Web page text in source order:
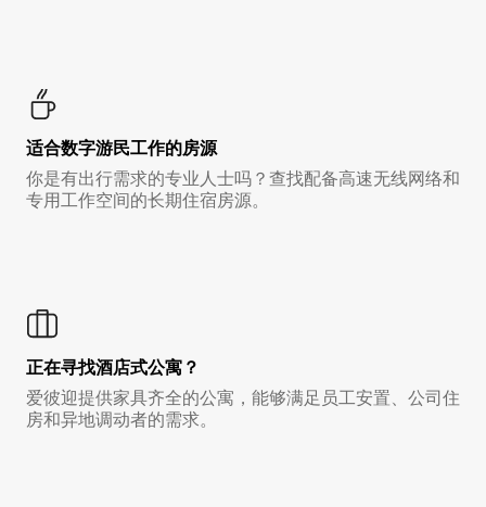
适合数字游民工作的房源
你是有出行需求的专业人士吗？查找配备高速无线网络和
专用工作空间的长期住宿房源。
正在寻找酒店式公寓？
爱彼迎提供家具齐全的公寓，能够满足员工安置、公司住
房和异地调动者的需求。